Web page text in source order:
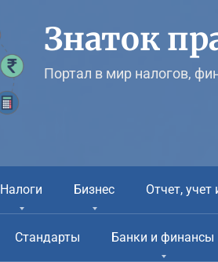
Знаток
Портал в мир налогов,
Налоги Бизнес Отчет, учет
Стандарты Банки и финансы